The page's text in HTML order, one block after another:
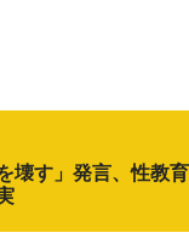
壊す」発言、性教育